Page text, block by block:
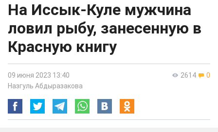
На Иссык-Куле мужчина
ловил рыбу, занесенную в
Красную книгу
2614 0
09 июня 2023 13:40
Назгуль Абдыразакова